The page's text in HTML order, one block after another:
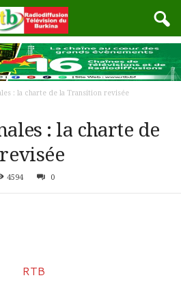
: la charte de la Transition revisée
: la charte de
4594 0